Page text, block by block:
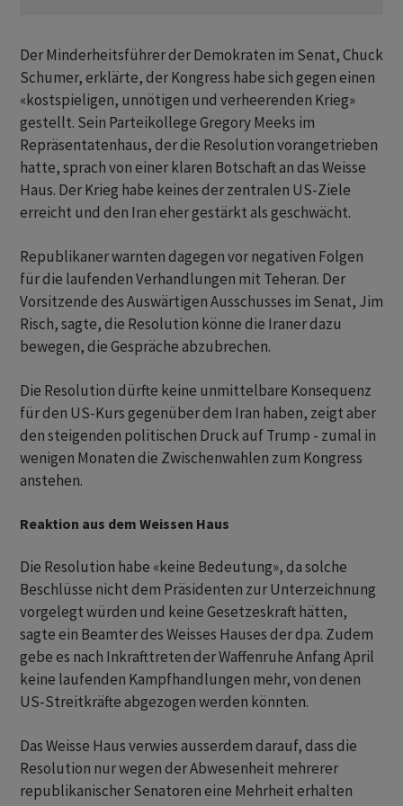
Der Minderheitsführer der Demokraten im Senat, Chuck
Schumer, erklärte, der Kongress habe sich gegen einen
«kostspieligen, unnötigen und verheerenden Krieg»
gestellt. Sein Parteikollege Gregory Meeks im
Repräsentatenhaus, der die Resolution vorangetrieben
hatte, sprach von einer klaren Botschaft an das Weisse
Haus. Der Krieg habe keines der zentralen US-Ziele
erreicht und den Iran eher gestärkt als geschwächt.
Republikaner warnten dagegen vor negativen Folgen
für die laufenden Verhandlungen mit Teheran. Der
Vorsitzende des Auswärtigen Ausschusses im Senat, Jim
Risch, sagte, die Resolution könne die Iraner dazu
bewegen, die Gespräche abzubrechen.
Die Resolution dürfte keine unmittelbare Konsequenz
für den US-Kurs gegenüber dem Iran haben, zeigt aber
den steigenden politischen Druck auf Trump - zumal in
wenigen Monaten die Zwischenwahlen zum Kongress
anstehen.
Reaktion aus dem Weissen Haus
Die Resolution habe «keine Bedeutung», da solche
Beschlüsse nicht dem Präsidenten zur Unterzeichnung
vorgelegt würden und keine Gesetzeskraft hätten,
sagte ein Beamter des Weisses Hauses der dpa. Zudem
gebe es nach Inkrafttreten der Waffenruhe Anfang April
keine laufenden Kampfhandlungen mehr, von denen
US-Streitkräfte abgezogen werden könnten.
Das Weisse Haus verwies ausserdem darauf, dass die
Resolution nur wegen der Abwesenheit mehrerer
republikanischer Senatoren eine Mehrheit erhalten